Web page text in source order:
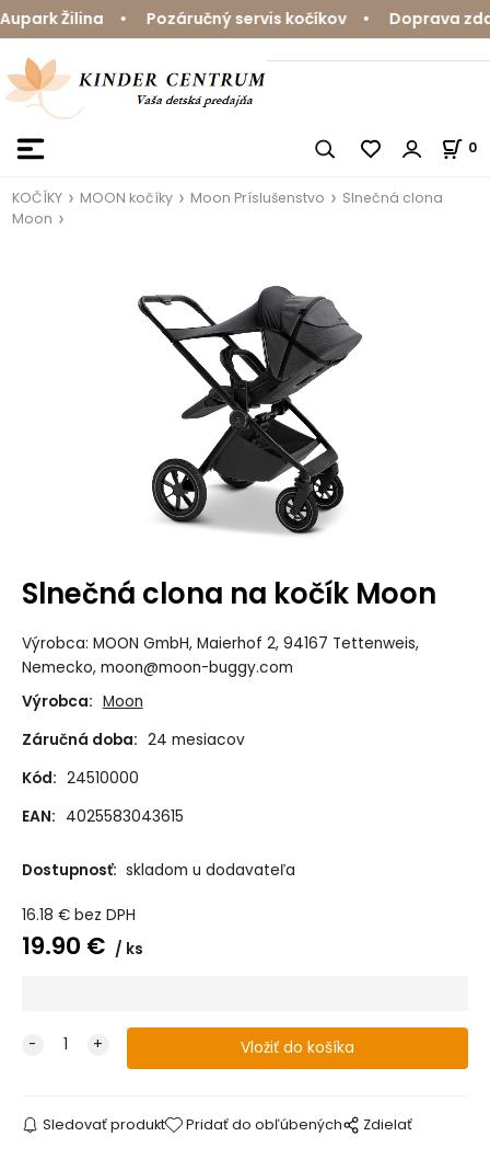
Žilina • Pozáručný servis kočíkov • Doprava
0
KOČÍKY MOON kočíky Moon Príslušenstvo
Slnečná clona
Moon
Slnečná clona na kočík Moon
Výrobca: MOON GmbH, Maierhof 2, 94167 Tettenweis,
Nemecko, moon@moon-buggy.com
Výrobca: Moon
Záručná doba: 24 mesiacov
Kód: 24510000
EAN: 4025583043615
Dostupnosť: skladom u dodavateľa
16.18 € bez DPH
19.90 € ks
Sledovať produkt Pridať do obľúbených Zdielať